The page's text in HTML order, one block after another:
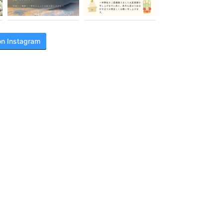
Instagram